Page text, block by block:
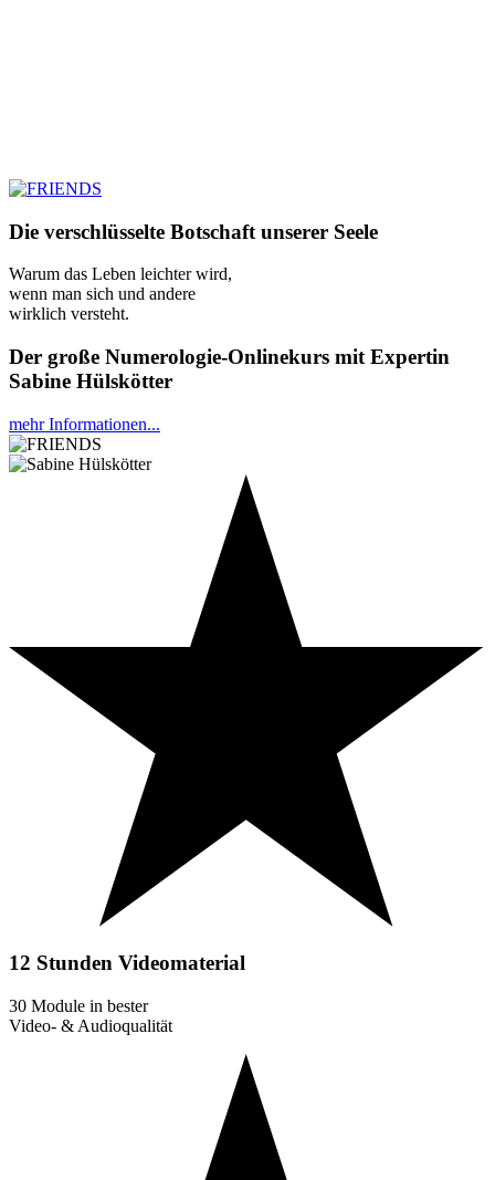
Die verschlüsselte Botschaft unserer Seele
Warum das Leben leichter wird,
wenn man sich und andere
wirklich versteht.
Der große Numerologie-Onlinekurs mit Expertin
Sabine Hülskötter
mehr Informationen...
12 Stunden Videomaterial
30 Module in bester
Video- & Audioqualität